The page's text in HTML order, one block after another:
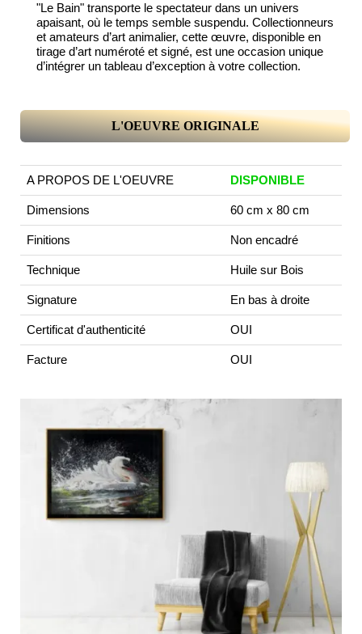
"Le Bain" transporte le spectateur dans un univers
apaisant, où le temps semble suspendu. Collectionneurs
et amateurs d’art animalier, cette œuvre, disponible en
tirage d’art numéroté et signé, est une occasion unique
d’intégrer un tableau d’exception à votre collection.
L'OEUVRE ORIGINALE
A PROPOS DE L'OEUVRE DISPONIBLE
Dimensions 60 cm x 80 cm
Finitions Non encadré
Technique Huile sur Bois
Signature En bas à droite
Certificat d'authenticité OUI
Facture OUI